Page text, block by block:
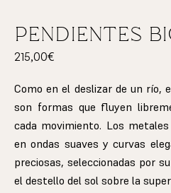
Pendientes
215,00€
Como en el deslizar de un río,
son formas que fluyen
cada movimiento. Los
en ondas suaves y curvas
preciosas, seleccionadas por
el destello del sol sobre la